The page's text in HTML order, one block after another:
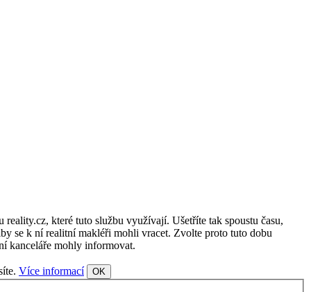
které tuto službu využívají. Ušetříte tak spoustu času,
se k ní realitní makléři mohli vracet. Zvolte proto tuto dobu
kanceláře mohly informovat.
Více informací OK